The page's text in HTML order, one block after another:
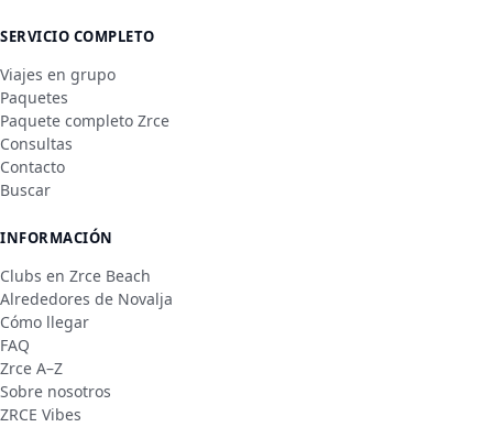
SERVICIO COMPLETO
Viajes en grupo
Paquetes
Paquete completo Zrce
Consultas
Contacto
Buscar
INFORMACIÓN
Clubs en Zrce Beach
Alrededores de Novalja
Cómo llegar
FAQ
Zrce A–Z
Sobre nosotros
ZRCE Vibes